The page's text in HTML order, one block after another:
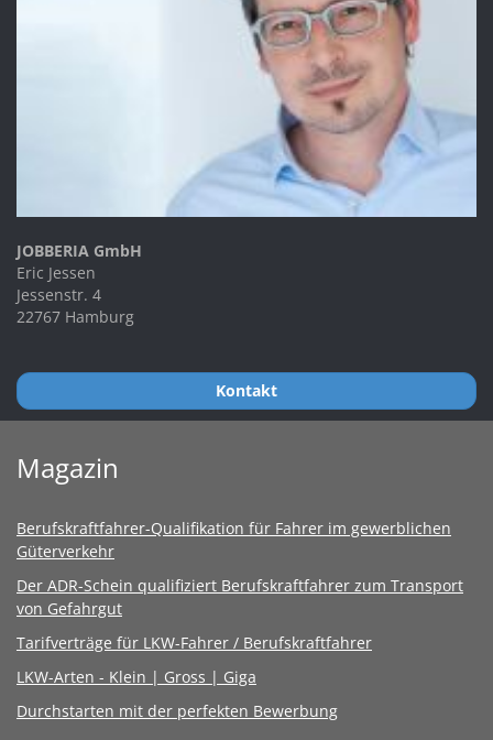
JOBBERIA GmbH
Eric Jessen
Jessenstr. 4
22767 Hamburg
Kontakt
Magazin
Berufskraftfahrer-Qualifikation für Fahrer im gewerblichen
Güterverkehr
Der ADR-Schein qualifiziert Berufskraftfahrer zum Transport
von Gefahrgut
Tarifverträge für LKW-Fahrer / Berufskraftfahrer
LKW-Arten - Klein | Gross | Giga
Durchstarten mit der perfekten Bewerbung